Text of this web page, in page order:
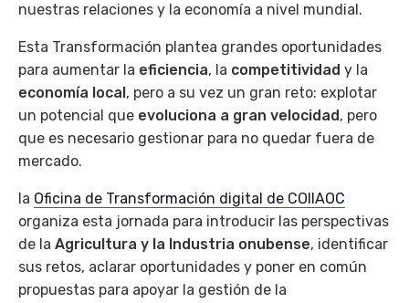
nuestras relaciones y la economía a nivel mundial.
Esta Transformación plantea grandes oportunidades
para aumentar la eficiencia, la competitividad y la
economía local, pero a su vez un gran reto: explotar
un potencial que evoluciona a gran velocidad, pero
que es necesario gestionar para no quedar fuera de
mercado.
la Oficina de Transformación digital de COIIAOC
organiza esta jornada para introducir las perspectivas
de la Agricultura y la Industria onubense, identificar
sus retos, aclarar oportunidades y poner en común
propuestas para apoyar la gestión de la